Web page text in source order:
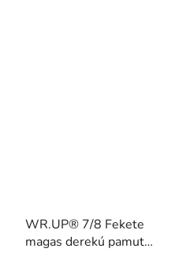
WR.UP® 7/8 Fekete
magas derekú pamut